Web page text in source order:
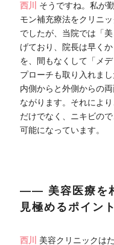
西川 そうですね。私が
モン補充療法をクリニ
でしたが、当院では「
げており、院長は早く
を、間もなくして「メ
プローチも取り入れまし
内側からと外側からの
ながります。それによ
だけでなく、ニキビの
可能になっています。
―― 美容医療を
見極めるポイン
西川 美容クリニックは